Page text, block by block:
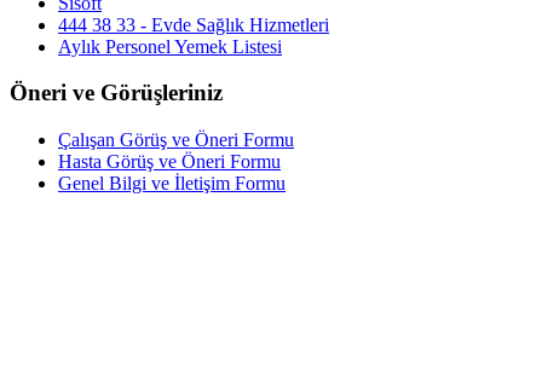
444 38 33 - Evde Sağlık Hizmetleri
Aylık Personel Yemek Listesi
Öneri ve Görüşleriniz
Çalışan Görüş ve Öneri Formu
Hasta Görüş ve Öneri Formu
Genel Bilgi ve İletişim Formu